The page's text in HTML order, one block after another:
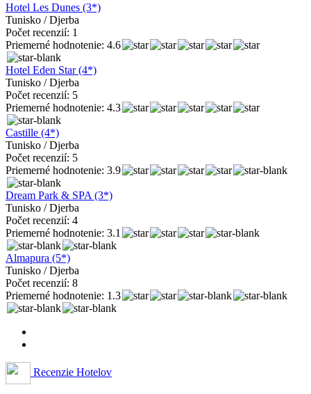
Hotel Les Dunes (3*)
Tunisko / Djerba
Počet recenzií: 1
Priemerné hodnotenie: 4.6
Hotel Eden Star (4*)
Tunisko / Djerba
Počet recenzií: 5
Priemerné hodnotenie: 4.3
Castille (4*)
Tunisko / Djerba
Počet recenzií: 5
Priemerné hodnotenie: 3.9
Dream Park & SPA (3*)
Tunisko / Djerba
Počet recenzií: 4
Priemerné hodnotenie: 3.1
Almapura (5*)
Tunisko / Djerba
Počet recenzií: 8
Priemerné hodnotenie: 1.3
Recenzie Hotelov